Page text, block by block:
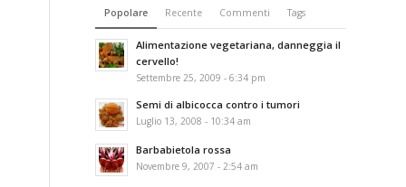
Popolare Recente Commenti Tags
Alimentazione vegetariana, danneggia il
cervello!
Settembre 25, 2009 - 6:34 pm
Semi di albicocca contro i tumori
Luglio 13, 2008 - 10:34 am
Barbabietola rossa
Novembre 9, 2007 - 2:54 am